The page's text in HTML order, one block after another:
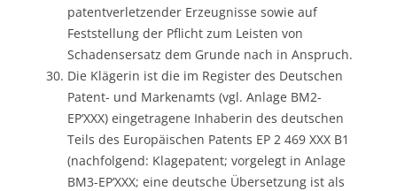
patentverletzender Erzeugnisse sowie auf
Feststellung der Pflicht zum Leisten von
Schadensersatz dem Grunde nach in Anspruch.
Die Klägerin ist die im Register des Deutschen
Patent- und Markenamts (vgl. Anlage BM2-
EP‘XXX) eingetragene Inhaberin des deutschen
Teils des Europäischen Patents EP 2 469 XXX B1
(nachfolgend: Klagepatent; vorgelegt in Anlage
BM3-EP‘XXX; eine deutsche Übersetzung ist als